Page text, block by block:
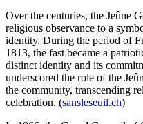
Over the centuries, the Jeûne
religious observance to a
identity. During the period of
1813, the fast became a
distinct identity and its
underscored the role of the
the community, transcending
celebration. (sansleseuil.ch)